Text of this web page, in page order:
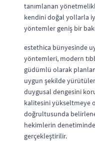
tanımlanan
kendini doğal yollarla
yöntemler geniş bir
estethica bünyesinde
yöntemleri, modern
güdümlü olarak
uygun şekilde
duygusal dengesini
kalitesini yükseltmeye
doğrultusunda
hekimlerin
gerçekleştirilir.